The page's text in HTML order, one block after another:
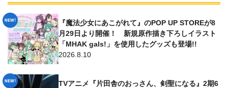
『魔法少女にあこがれて』のPOP UP STOREが8
月29日より開催！ 新規原作描き下ろしイラスト
「MHAK gals!」を使用したグッズも登場!!
2026.8.10
TVアニメ『片田舎のおっさん、剣聖になる』2期6